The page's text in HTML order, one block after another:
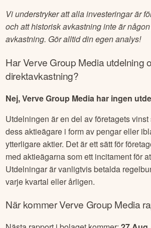
Vi understryker att alla investeringar är
och att historisk avkastning inte är
avkastning. Gör alltid din egen analys!
HarVerve Group Mediautdelning
direktavkastning?
Nej, Verve Group Media har ingen
Utdelningen är en del av företagets
dess aktieägare i form av pengar eller
ytterligare aktier. Det är ett sätt för
med aktieägarna som ett incitament för
Utdelningar är vanligtvis betalda
varje kvartal eller årligen.
När kommerVerve Group Media